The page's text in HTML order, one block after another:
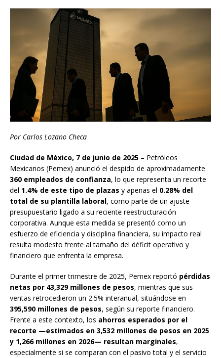
Por Carlos Lozano Checa
Ciudad de México, 7 de junio de 2025 – Petróleos
Mexicanos (Pemex) anunció el despido de aproximadamente
360 empleados de confianza, lo que representa un recorte
del 1.4% de este tipo de plazas y apenas el 0.28% del
total de su plantilla laboral, como parte de un ajuste
presupuestario ligado a su reciente reestructuración
corporativa. Aunque esta medida se presentó como un
esfuerzo de eficiencia y disciplina financiera, su impacto real
resulta modesto frente al tamaño del déficit operativo y
financiero que enfrenta la empresa.
Durante el primer trimestre de 2025, Pemex reportó pérdidas
netas por 43,329 millones de pesos, mientras que sus
ventas retrocedieron un 2.5% interanual, situándose en
395,590 millones de pesos, según su reporte financiero.
Frente a este contexto, los ahorros esperados por el
recorte —estimados en 3,532 millones de pesos en 2025
y 1,266 millones en 2026— resultan marginales,
especialmente si se comparan con el pasivo total y el servicio